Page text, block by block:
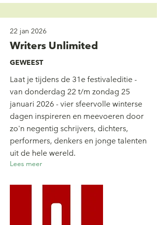
22 jan 2026
Writers Unlimited
GEWEEST
Laat je tijdens de 31e festivaleditie -
van donderdag 22 t/m zondag 25
januari 2026 - vier sfeervolle winterse
dagen inspireren en meevoeren door
zo'n negentig schrijvers, dichters,
performers, denkers en jonge talenten
uit de hele wereld.
Lees meer